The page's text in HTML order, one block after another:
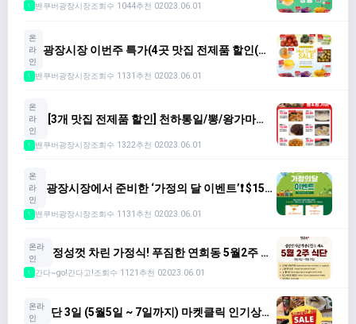
1 밴쿠버광장시장조회수 1044추천 02023.06.01
온
라
인
광장시장 이번주 특가(4곳 맛집 전제품 할인(소
물 Chcek! (5.16~5.22)
1 밴쿠버광장시장조회수 1131 추천 02023.06.01
온
라
인
[3개 맛집 전제품 할인] 천하통일/뽕/왕가마
1 밴쿠버광장시장조회수 1322추천 02023.06.01
온
라
인
광장시장에서 준비한 ‘가정의 달 이벤트’❗️ $150
1 밴쿠버광장시장조회수 1131 추천 02023.06.01
온라
인
정성껏 차린 가정식! 푸짐한 연희동 5월2주 식
1 간다~go!간다고!조회수 1121 추천 02023.06.01
온라
인
단 3일 (5월5일 ~ 7일까지) 마켓클릭 인기상품